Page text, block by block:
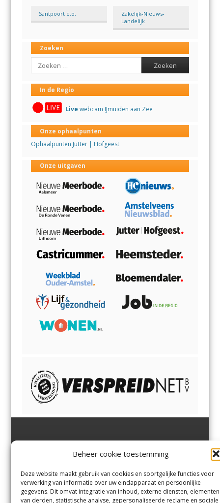
Beheer cookie toestemming
Deze website maakt gebruik van cookies en soortgelijke functies voor
verwerking van informatie over uw eindapparaat en persoonlijke
gegevens. Dit omvat integratie van inhoud, externe diensten, elementen
van derden, statistische analyse, gepersonaliseerde reclame en sociale
Santpoort e.o.
Zakelijk-Nieuws-
Landelijk
Zoeken
Search
In de Regio
Live webcam IJmuiden aan Zee
Onze ophaalpunten
Ophaalpunten Jutter | Hofgeest
Onze uitgaven
Margadantstraat 34
0255-533900
info@jutter.nlofinfo@hofgee
st.nl
Velserbroek,Velsen-Zuid,
Zuid,Driehuisen
Spaarnwoude.